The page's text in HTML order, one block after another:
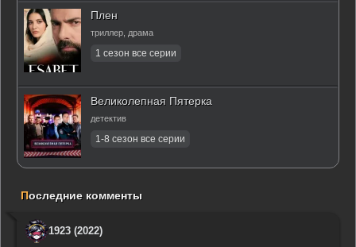
Плен
триллер, драма
Великолепная Пятерка
детектив
Последние комменты
1923 (2022)